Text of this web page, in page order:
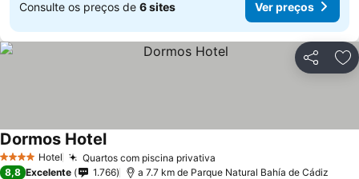
Consulte os preços de 6 sites Ver preços
Partilhar
4 EstrelasHotel Quartos com piscina privativa
Dormos Hotel
8,8 Excelente 1.766 a 7.7 km de Parque Natural Bahía de Cádiz